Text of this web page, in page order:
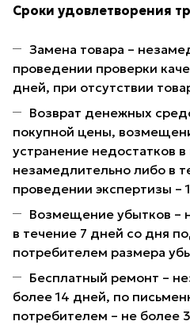
Сроки удовлетворения
Замена товара –
проведении проверки
дней, при отсутствии
Возврат денежных
покупной цены,
устранение недостатков в
незамедлительно либо в
проведении экспертизы –
Возмещение убытков –
в течение 7 дней со дня
потребителем размера
Бесплатный ремонт –
более 14 дней, по
потребителем – не более